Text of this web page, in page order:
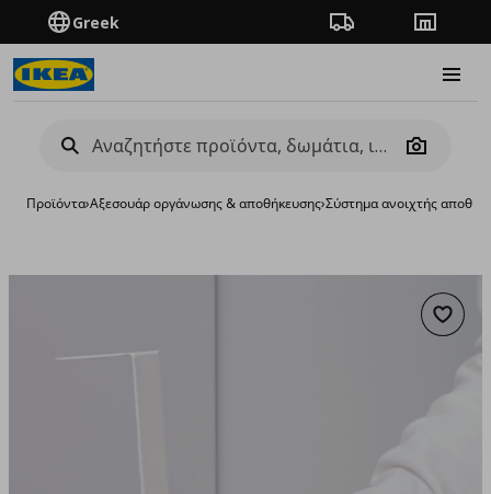
Greek Πορεία παραγγελίας
Camera
Προϊόντα›Aξεσουάρ οργάνωσης & αποθήκευσης›Σύστημα ανοιχτής